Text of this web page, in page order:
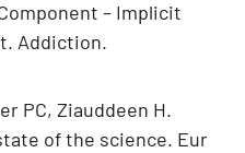
– Implicit
Addiction.
PC, Ziauddeen H.
of the science. Eur